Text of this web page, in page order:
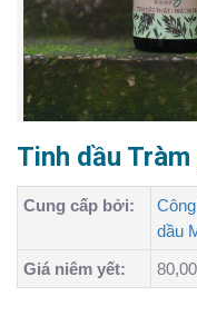
Tinh dầu
Cung cấp bởi:
dầu
Giá niêm yết: